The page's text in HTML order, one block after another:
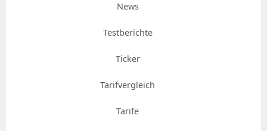
News
Testberichte
Ticker
Tarifvergleich
Tarife